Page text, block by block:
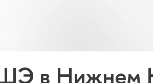
в Нижнем